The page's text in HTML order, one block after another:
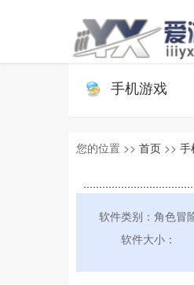
手机游戏
您的位置 >> 首页 >> 手
软件类别：角色冒
软件大小：